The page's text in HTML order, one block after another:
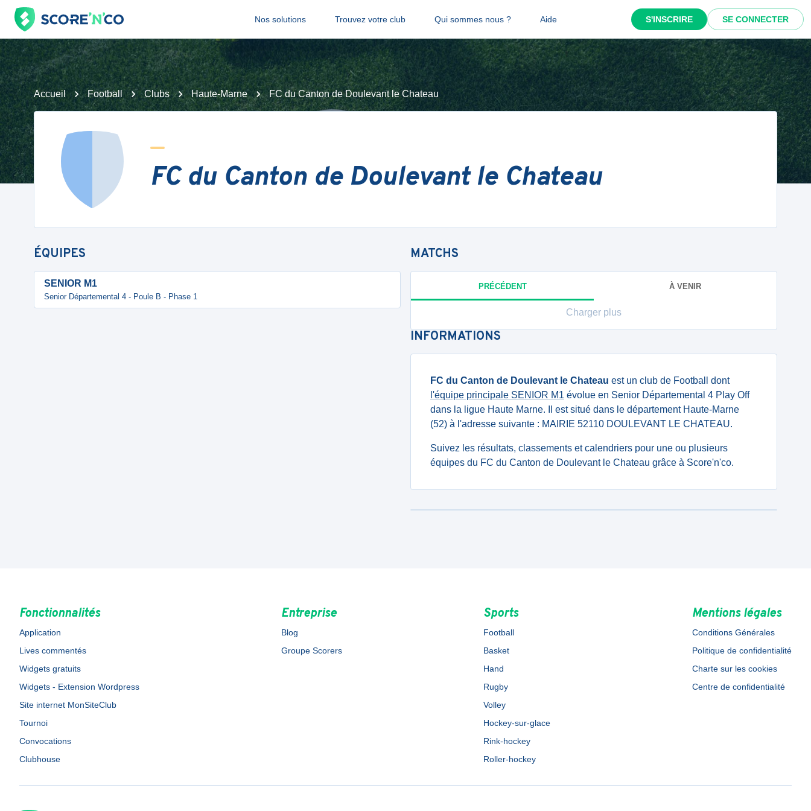
Nos solutions Trouvez votre club Qui sommes nous ? Aide S'INSCRIRE SE CONNECTER
Accueil Football Clubs Haute-Marne FC du Canton de Doulevant le Chateau
FC du Canton de Doulevant le Chateau
ÉQUIPES
SENIOR M1
Senior Départemental 4 - Poule B - Phase 1
MATCHS
PRÉCÉDENT À VENIR
Charger plus
INFORMATIONS
FC du Canton de Doulevant le Chateau est un club de Football dont
l'équipe principale SENIOR M1 évolue en Senior Départemental 4 Play Off
dans la ligue Haute Marne. Il est situé dans le département Haute-Marne
(52) à l'adresse suivante : MAIRIE 52110 DOULEVANT LE CHATEAU.
Suivez les résultats, classements et calendriers pour une ou plusieurs
équipes du FC du Canton de Doulevant le Chateau grâce à Score'n'co.
Fonctionnalités
Application
Lives commentés
Widgets gratuits
Widgets - Extension Wordpress
Site internet MonSiteClub
Tournoi
Convocations
Clubhouse
Entreprise
Blog
Groupe Scorers
Sports
Football
Basket
Hand
Rugby
Volley
Hockey-sur-glace
Rink-hockey
Roller-hockey
Mentions légales
Conditions Générales
Politique de confidentialité
Charte sur les cookies
Centre de confidentialité